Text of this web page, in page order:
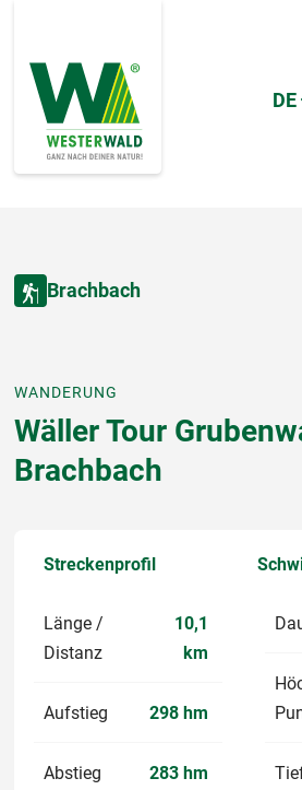
DE
Brachbach
WANDERUNG
Wäller Tour
Brachbach
Streckenprofil
Länge /
Distanz
10,1
km
Aufstieg 298 hm
Abstieg 283 hm